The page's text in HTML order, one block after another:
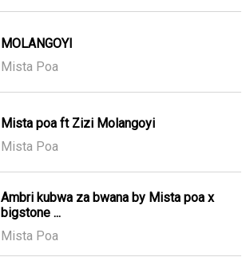
MOLANGOYI
Mista Poa
Mista poa ft Zizi Molangoyi
Mista Poa
Ambri kubwa za bwana by Mista poa x
bigstone ...
Mista Poa